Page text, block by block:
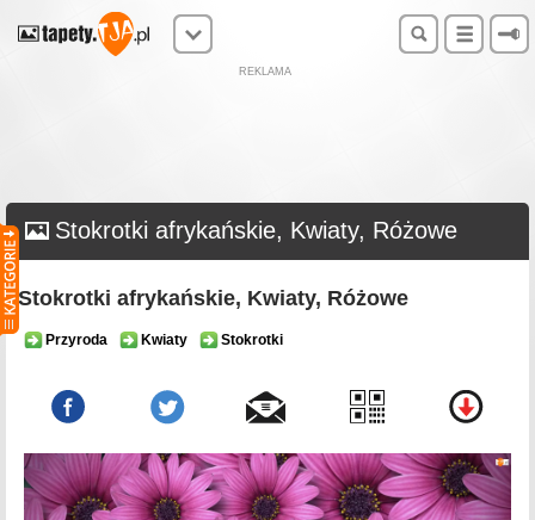
REKLAMA
Stokrotki afrykańskie, Kwiaty, Różowe
Stokrotki afrykańskie, Kwiaty, Różowe
Przyroda Kwiaty Stokrotki